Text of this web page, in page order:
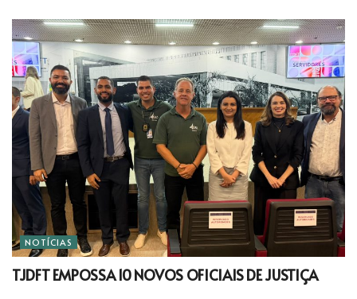
NOTÍCIAS
TJDFT EMPOSSA 10 NOVOS OFICIAIS DE JUSTIÇA